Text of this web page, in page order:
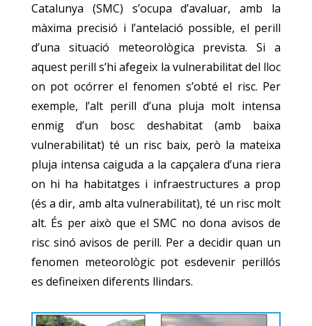
Catalunya (SMC) s’ocupa d’avaluar, amb la
màxima precisió i l’antelació possible, el perill
d’una situació meteorològica prevista. Si a
aquest perill s’hi afegeix la vulnerabilitat del lloc
on pot ocórrer el fenomen s’obté el risc. Per
exemple, l’alt perill d’una pluja molt intensa
enmig d’un bosc deshabitat (amb baixa
vulnerabilitat) té un risc baix, però la mateixa
pluja intensa caiguda a la capçalera d’una riera
on hi ha habitatges i infraestructures a prop
(és a dir, amb alta vulnerabilitat), té un risc molt
alt. És per això que el SMC no dona avisos de
risc sinó avisos de perill. Per a decidir quan un
fenomen meteorològic pot esdevenir perillós
es defineixen diferents llindars.